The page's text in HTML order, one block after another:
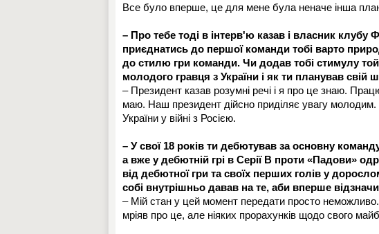
Все було вперше, це для мене була неначе інша
– Про тебе тоді в інтерв'ю казав і власник клубу
приєднатись до першої команди тобі варто
до стилю гри команди. Чи додав тобі стимулу
молодого гравця з України і як ти планував
– Президент казав розумні речі і я про це знаю.
маю. Наш президент дійсно приділяє увагу
України у війні з Росією.
– У свої 18 років ти дебютував за основну
а вже у дебютній грі в Серії В проти «Падови»
від дебютної гри та своїх перших голів у
собі внутрішньо давав на те, аби вперше
– Мій стан у цей момент передати просто
мріяв про це, але ніяких прорахунків щодо свого